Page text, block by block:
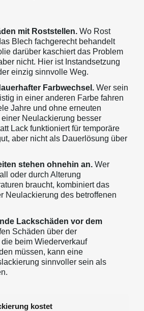
mit Roststellen. Wo Rost
Blech fachgerecht behandelt
darüber kaschiert das Problem
nicht. Hier ist Instandsetzung
einzig sinnvolle Weg.
Farbwechsel. Wer sein
in einer anderen Farbe fahren
Jahre und ohne erneuten
Neulackierung besser
Lack funktioniert für temporäre
aber nicht als Dauerlösung über
stehen ohnehin an. Wer
oder durch Alterung
braucht, kombiniert das
Neulackierung des betroffenen
Lackschäden vor dem
Schäden über der
beim Wiederverkauf
müssen, kann eine
sinnvoller sein als
kostet